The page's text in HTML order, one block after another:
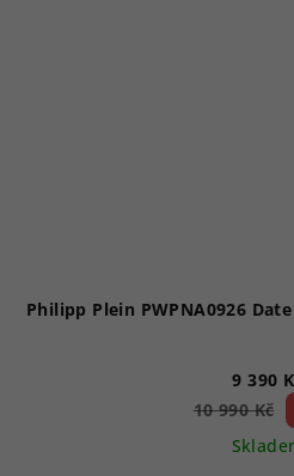
Philipp Plein PWPNA0926
9 390
10 990 Kč